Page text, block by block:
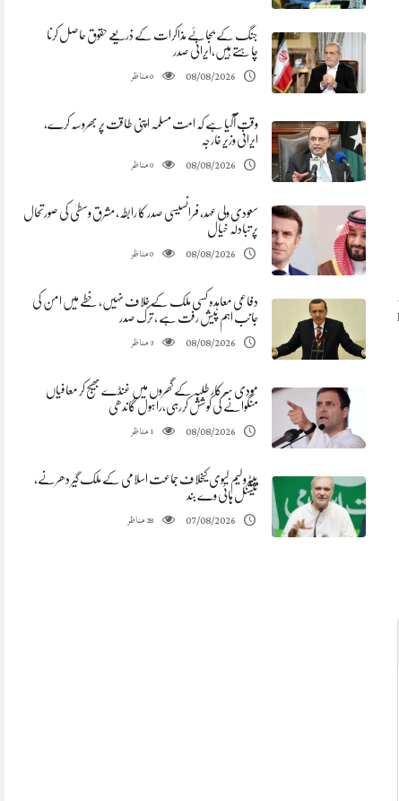
جنگ کے بجائے مذاکرات کے ذریعے حقوق حاصل کرنا
چاہتے ہیں،ایرانی صدر
08/08/2026
0مناظر
وقت آگیا ہے کہ امت مسلمہ اپنی طاقت پر بھروسہ کرے،
ایرانی وزیر خارجہ
08/08/2026
0مناظر
سعودی ولی عہد، فرانسیسی صدر کا رابطہ، مشرق وسطیٰ کی صورتحال
پر تبادلہ خیال
08/08/2026
0مناظر
دفاعی معاہدہ کسی ملک کے خلاف نہیں، خطے میں امن کی
جانب اہم پیش رفت ہے ، ترک صدر
08/08/2026
3مناظر
مودی سرکار طلبہ کے گھروں میں غنڈے بھیج کر معافیاں
منگوانے کی کوشش کررہی،راہول گاندھی
08/08/2026
1مناظر
پیٹرولیم لیوی کیخلاف جماعت اسلامی کے ملک گیر دھرنے،
نیشنل ہائی وے بند
07/08/2026
28مناظر